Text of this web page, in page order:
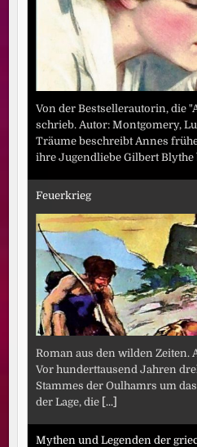
Von der Bestsellerautorin, die
schrieb. Autor: Montgomery,
Träume beschreibt Annes
ihre Jugendliebe Gilbert Blythe
Feuerkrieg
Roman aus den wilden Zeiten.
Vor hunderttausend Jahren
Stammes der Oulhamrs um
der Lage, die [...]
Mythen und Legenden der